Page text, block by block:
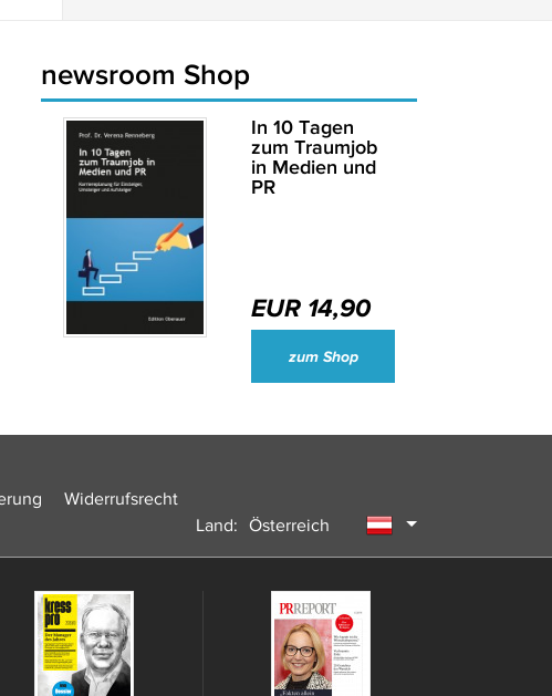
Wirtschaftsjournalisten und Unternehmenssprecher des Jahres 2024
newsroom Shop
In 10 Tagen
zum Traumjob
in Medien und
PR
EUR 14,90
zum Shop
Widerrufsrecht
Land:
Österreich